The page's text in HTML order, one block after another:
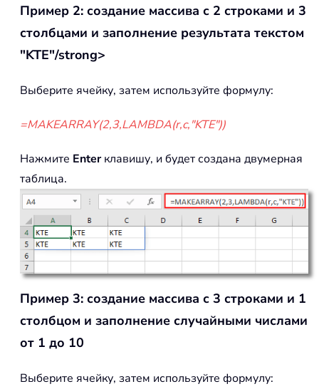
Пример 2: создание массива с 2 строками и 3
столбцами и заполнение результата текстом
"KTE"/strong>
Выберите ячейку, затем используйте формулу:
=MAKEARRAY(2,3,LAMBDA(r,c,"KTE"))
Нажмите Enterклавишу, и будет создана двумерная
таблица.
Пример 3: создание массива с 3 строками и 1
столбцом и заполнение случайными числами
от 1 до 10
Выберите ячейку, затем используйте формулу: